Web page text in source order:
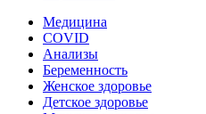
Медицина
COVID
Анализы
Беременность
Женское здоровье
Детское здоровье